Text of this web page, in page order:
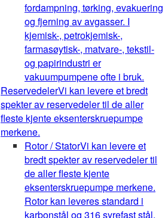
fordampning, tørking, evakuering
og fjerning av avgasser. I
kjemisk-, petrokjemisk-,
farmasøytisk-, matvare-, tekstil-
og papirindustri er
vakuumpumpene ofte i bruk.
ReservedelerVi kan levere et bredt
spekter av reservedeler til de aller
fleste kjente eksenterskruepumpe
merkene.
Rotor / StatorVi kan levere et
bredt spekter av reservedeler til
de aller fleste kjente
eksenterskruepumpe merkene.
Rotor kan leveres standard i
karbonstål og 316 syrefast stål.